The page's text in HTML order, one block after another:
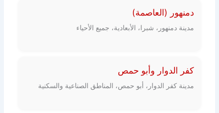
دمنهور (العاصمة)
مدينة دمنهور، شبرا، الأبعادية، جميع الأحياء
كفر الدوار وأبو حمص
مدينة كفر الدوار، أبو حمص، المناطق الصناعية والسكنية